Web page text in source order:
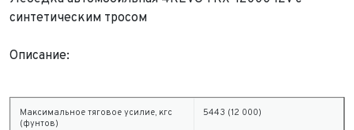
синтетическим тросом
Описание:
Максимальное тяговое усилие, кгс
(фунтов)
5443 (12 000)